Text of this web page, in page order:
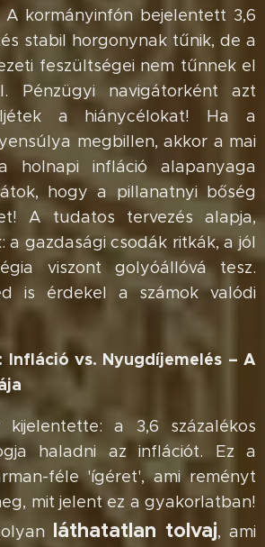
A kormányinfón bejelentett 3,6
stabil horgonynak tűnik, de a
feszültségei nem tűnnek el
Pénzügyi navigátorként azt
a hiánycélokat! Ha a
megbillen, akkor a mai
holnapi infláció alapanyaga
hogy a pillanatnyi bőség
A tudatos tervezés alapja,
a gazdasági csodák ritkák, a jól
viszont golyóállóvá tesz.
is érdekel a számok valódi
Infláció vs. Nyugdíjemelés – A
a 3,6 százalékos
haladni az inflációt. Ez a
féle 'ígéret', ami reményt
mit jelent ez a gyakorlatban!
láthatatlan tolvaj, ami